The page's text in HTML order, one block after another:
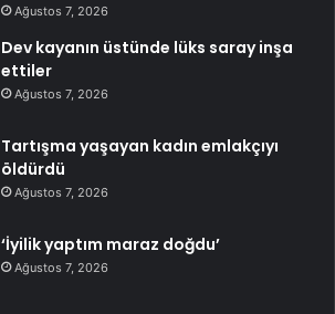
Ağustos 7, 2026
Dev kayanın üstünde lüks saray inşa
ettiler
Ağustos 7, 2026
Tartışma yaşayan kadın emlakçıyı
öldürdü
Ağustos 7, 2026
‘İyilik yaptım maraz doğdu’
Ağustos 7, 2026